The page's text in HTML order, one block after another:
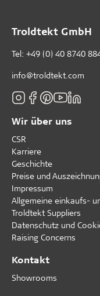
Troldtekt GmbH
Tel: +49 (0) 40 8740
info@troldtekt.com
Wir über uns
CSR
Karriere
Geschichte
Preise und
Impressum
Allgemeine einkaufs-
Troldtekt Suppliers
Datenschutz und
Raising Concerns
Kontakt
Showrooms